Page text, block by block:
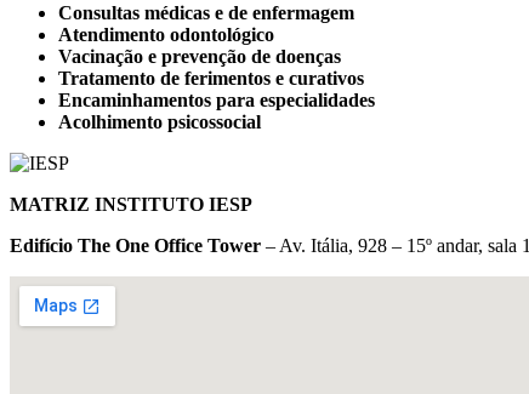
Consultas médicas e de enfermagem
Atendimento odontológico
Vacinação e prevenção de doenças
Tratamento de ferimentos e curativos
Encaminhamentos para especialidades
Acolhimento psicossocial
MATRIZ INSTITUTO IESP
Edifício The One Office Tower – Av. Itália, 928 – 15º andar, sala